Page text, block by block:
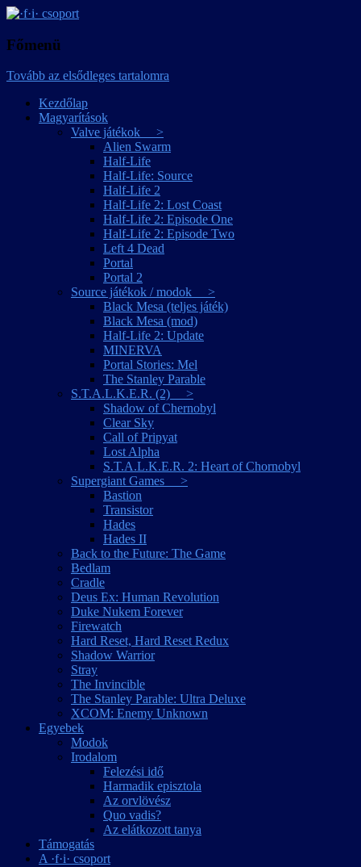
·f·i· csoport
Főmenü
Tovább az elsődleges tartalomra
Kezdőlap
Magyarítások
Valve játékok >
Alien Swarm
Half-Life
Half-Life: Source
Half-Life 2
Half-Life 2: Lost Coast
Half-Life 2: Episode One
Half-Life 2: Episode Two
Left 4 Dead
Portal
Portal 2
Source játékok / modok >
Black Mesa (teljes játék)
Black Mesa (mod)
Half-Life 2: Update
MINERVA
Portal Stories: Mel
The Stanley Parable
S.T.A.L.K.E.R. (2) >
Shadow of Chernobyl
Clear Sky
Call of Pripyat
Lost Alpha
S.T.A.L.K.E.R. 2: Heart of Chornobyl
Supergiant Games >
Bastion
Transistor
Hades
Hades II
Back to the Future: The Game
Bedlam
Cradle
Deus Ex: Human Revolution
Duke Nukem Forever
Firewatch
Hard Reset, Hard Reset Redux
Shadow Warrior
Stray
The Invincible
The Stanley Parable: Ultra Deluxe
XCOM: Enemy Unknown
Egyebek
Modok
Irodalom
Felezési idő
Harmadik episztola
Az orvlövész
Quo vadis?
Az elátkozott tanya
Támogatás
A ·f·i· csoport